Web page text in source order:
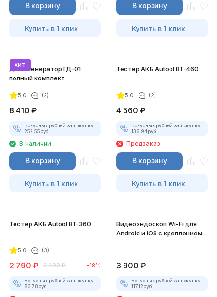
В корзину
Купить в 1 клик
В корзину
Купить в 1 клик
хит
Дымогенератор ГД-01
полный комплект
5.0 (2)
8 410 ₽
Бонусных рублей за покупку:
252.55руб.
В наличии
В корзину
Купить в 1 клик
Тестер АКБ Autool BT-460
5.0 (2)
4 560 ₽
Бонусных рублей за покупку:
136.94руб.
Предзаказ
В корзину
Купить в 1 клик
Тестер АКБ Autool BT-360
5.0 (3)
2 790 ₽ 3 400 ₽ -18%
Бонусных рублей за покупку:
83.78руб.
Видеоэндоскоп Wi-Fi для
Android и iOS с креплением
3 900 ₽
Бонусных рублей за покупку:
117.12руб.